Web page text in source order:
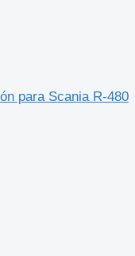
para Scania R-480